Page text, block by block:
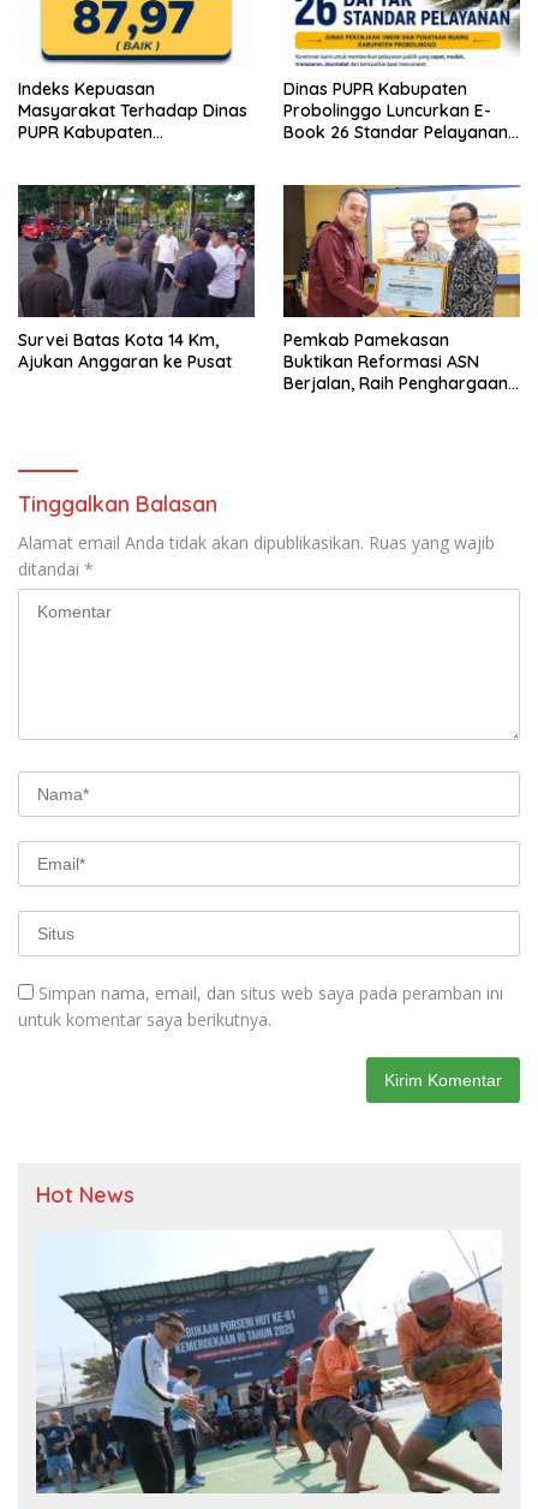
Indeks Kepuasan
Masyarakat Terhadap Dinas
PUPR Kabupaten
Dinas PUPR Kabupaten
Probolinggo Luncurkan E-
Book 26 Standar Pelayanan
Survei Batas Kota 14 Km,
Ajukan Anggaran ke Pusat
Pemkab Pamekasan
Buktikan Reformasi ASN
Berjalan, Raih Penghargaan
Tinggalkan Balasan
Alamat email Anda tidak akan dipublikasikan. Ruas yang wajib
ditandai *
Simpan nama, email, dan situs web saya pada peramban ini
untuk komentar saya berikutnya.
Hot News